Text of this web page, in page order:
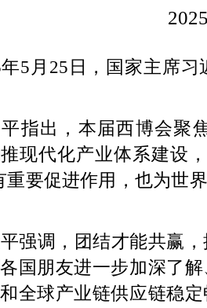
年5月25日，国家主席
指出，本届西博会聚
现代化产业体系建设
重要促进作用，也为世
强调，团结才能共赢
国朋友进一步加深了
全球产业链供应链稳